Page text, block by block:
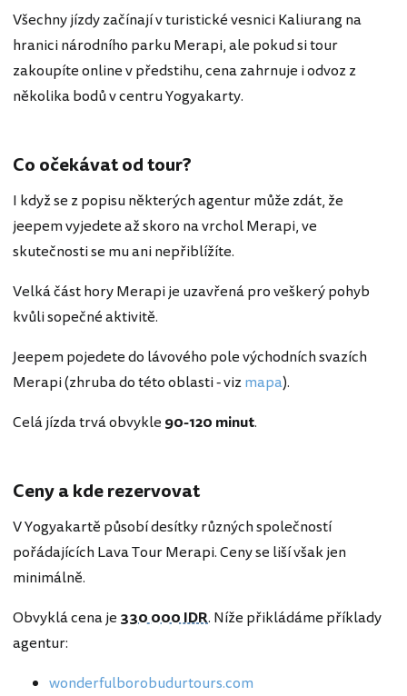
Všechny jízdy začínají v turistické vesnici Kaliurang na
hranici národního parku Merapi, ale pokud si tour
zakoupíte online v předstihu, cena zahrnuje i odvoz z
několika bodů v centru Yogyakarty.
Co očekávat od tour?
I když se z popisu některých agentur může zdát, že
jeepem vyjedete až skoro na vrchol Merapi, ve
skutečnosti se mu ani nepřiblížíte.
Velká část hory Merapi je uzavřená pro veškerý pohyb
kvůli sopečné aktivitě.
Jeepem pojedete do lávového pole východních svazích
Merapi (zhruba do této oblasti - vizmapa).
Celá jízda trvá obvykle 90-120 minut.
Ceny a kde rezervovat
V Yogyakartě působí desítky různých společností
pořádajících Lava Tour Merapi. Ceny se liší však jen
minimálně.
Obvyklá cena je 330 000 IDR. Níže přikládáme příklady
agentur:
wonderfulborobudurtours.com